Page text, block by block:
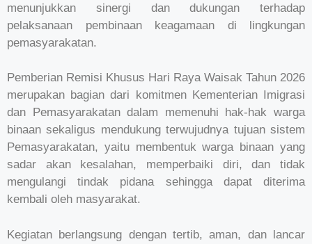
menunjukkan sinergi dan dukungan terhadap
pelaksanaan pembinaan keagamaan di lingkungan
pemasyarakatan.
Pemberian Remisi Khusus Hari Raya Waisak Tahun 2026
merupakan bagian dari komitmen Kementerian Imigrasi
dan Pemasyarakatan dalam memenuhi hak-hak warga
binaan sekaligus mendukung terwujudnya tujuan sistem
Pemasyarakatan, yaitu membentuk warga binaan yang
sadar akan kesalahan, memperbaiki diri, dan tidak
mengulangi tindak pidana sehingga dapat diterima
kembali oleh masyarakat.
Kegiatan berlangsung dengan tertib, aman, dan lancar